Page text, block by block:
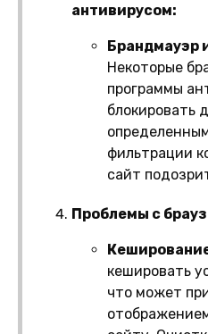
антивирусом:
Брандмауэр
Некоторые
программы
блокировать
фильтрации
сайт
Проблемы с
кешировать
что может